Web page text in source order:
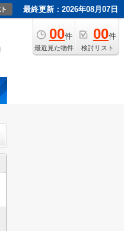
最終更新：2026年08月07日
00件
最近見た物件
00件
検討リスト